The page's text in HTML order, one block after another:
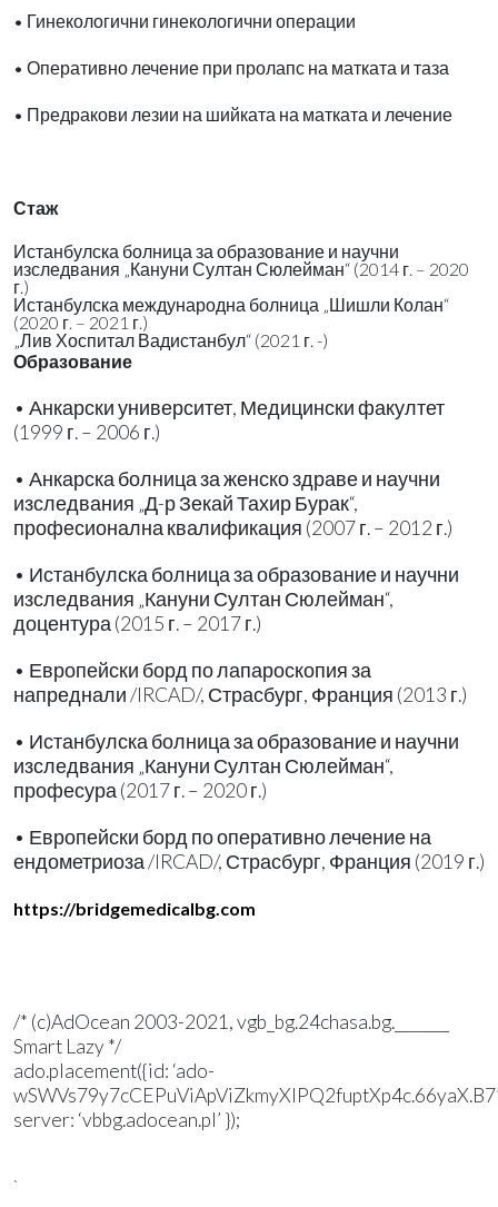
• Гинекологични гинекологични операции
• Оперативно лечение при пролапс на матката и таза
• Предракови лезии на шийката на матката и лечение
Стаж
Истанбулска болница за образование и научни
изследвания „Кануни Султан Сюлейман“ (2014 г. – 2020
г.)
Истанбулска международна болница „Шишли Колан“
(2020 г. – 2021 г.)
„Лив Хоспитал Вадистанбул“ (2021 г. -)
Образование
• Анкарски университет, Медицински факултет
(1999 г. – 2006 г.)
• Анкарска болница за женско здраве и научни
изследвания „Д-р Зекай Тахир Бурак“,
професионална квалификация (2007 г. – 2012 г.)
• Истанбулска болница за образование и научни
изследвания „Кануни Султан Сюлейман“,
доцентура (2015 г. – 2017 г.)
• Европейски борд по лапароскопия за
напреднали /IRCAD/, Страсбург, Франция (2013 г.)
• Истанбулска болница за образование и научни
изследвания „Кануни Султан Сюлейман“,
професура (2017 г. – 2020 г.)
• Европейски борд по оперативно лечение на
ендометриоза /IRCAD/, Страсбург, Франция (2019 г.)
https://bridgemedicalbg.com
/* (c)AdOcean 2003-2021, vgb_bg.24chasa.bg._______
Smart Lazy */
ado.placement({id: ‘ado-
server: ‘vbbg.adocean.pl’ });
`